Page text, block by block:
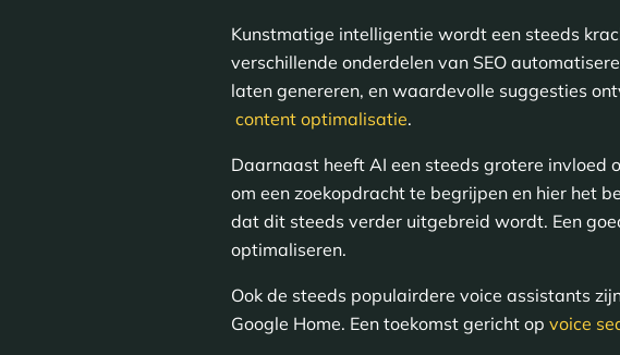
Kunstmatige intelligentie wordt een steeds
verschillende onderdelen van SEO
laten genereren, en waardevolle suggesties
content optimalisatie.
Daarnaast heeft AI een steeds grotere invloed
om een zoekopdracht te begrijpen en hier het
dat dit steeds verder uitgebreid wordt. Een
optimaliseren.
Ook de steeds populairdere voice assistants
Google Home. Een toekomst gericht op voice